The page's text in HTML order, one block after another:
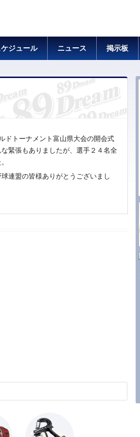
ケジュール ニュース 掲示板
ドトーナメント富山県大会の開会式
緊張もありましたが、選手２４名全
連盟の皆様ありがとうございまし